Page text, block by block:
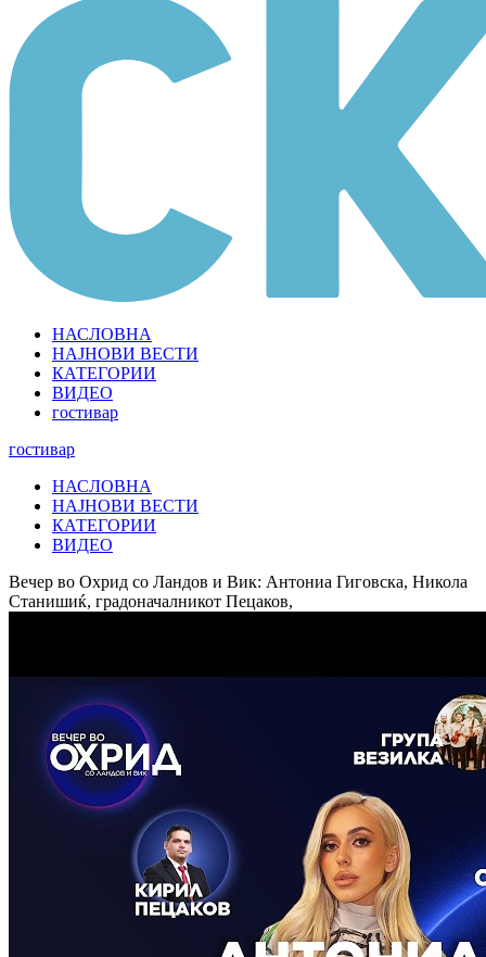
НАСЛОВНА
НАЈНОВИ ВЕСТИ
КАТЕГОРИИ
ВИДЕО
гостивар
гостивар
НАСЛОВНА
НАЈНОВИ ВЕСТИ
КАТЕГОРИИ
ВИДЕО
Вечер во Охрид со Ландов и Вик: Антониа Гиговска, Никола
Станишиќ, градоначалникот Пецаков,